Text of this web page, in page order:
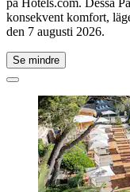
konsekvent komfort,
den 7 augusti 2026.
Se mindre